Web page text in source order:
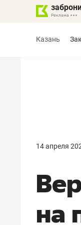
Казань
14 апреля
на